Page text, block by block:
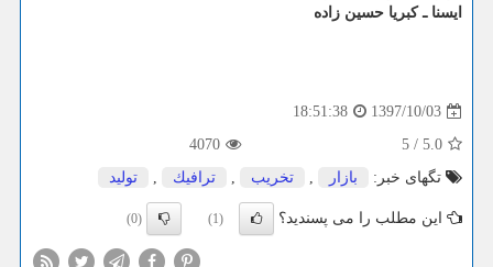
ایسنا ـ كبریا حسین زاده
1397/10/03
18:51:38
5.0
/
5
4070
تگهای خبر:
بازار , تخریب , ترافیك , تولید
این مطلب را می پسندید؟ (1)
(0)